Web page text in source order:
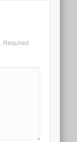
Required